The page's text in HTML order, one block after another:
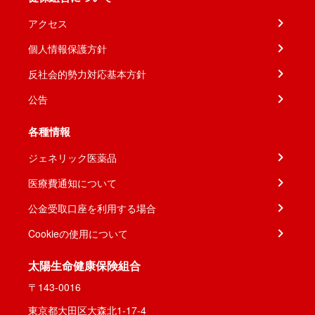
アクセス
個人情報保護方針
反社会的勢力対応基本方針
公告
各種情報
ジェネリック医薬品
医療費通知について
公金受取口座を利用する場合
Cookieの使用について
太陽生命健康保険組合
〒143-0016
東京都大田区大森北1-17-4